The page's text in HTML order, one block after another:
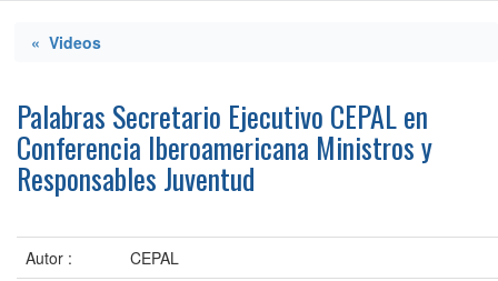
« Videos
Palabras Secretario Ejecutivo CEPAL en
Conferencia Iberoamericana Ministros y
Responsables Juventud
Autor :
CEPAL